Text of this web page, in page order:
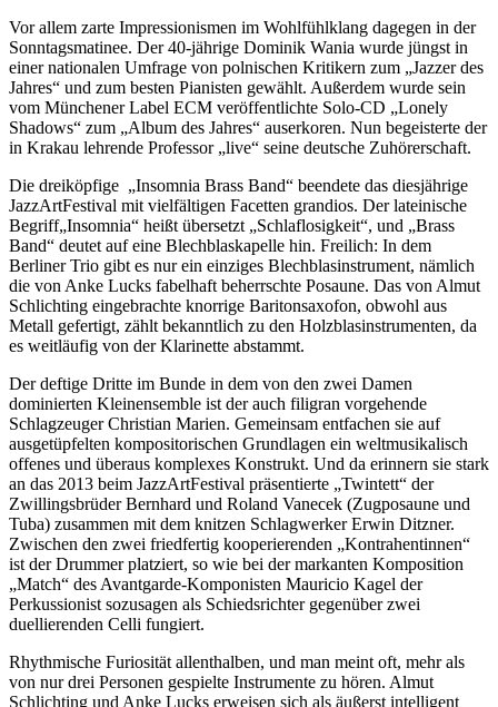
Vor allem zarte Impressionismen im Wohlfühlklang dagegen in der
Sonntagsmatinee. Der 40-jährige Dominik Wania wurde jüngst in
einer nationalen Umfrage von polnischen Kritikern zum „Jazzer des
Jahres“ und zum besten Pianisten gewählt. Außerdem wurde sein
vom Münchener Label ECM veröffentlichte Solo-CD „Lonely
Shadows“ zum „Album des Jahres“ auserkoren. Nun begeisterte der
in Krakau lehrende Professor „live“ seine deutsche Zuhörerschaft.
Die dreiköpfige „Insomnia Brass Band“ beendete das diesjährige
JazzArtFestival mit vielfältigen Facetten grandios. Der lateinische
Begriff„Insomnia“ heißt übersetzt „Schlaflosigkeit“, und „Brass
Band“ deutet auf eine Blechblaskapelle hin. Freilich: In dem
Berliner Trio gibt es nur ein einziges Blechblasinstrument, nämlich
die von Anke Lucks fabelhaft beherrschte Posaune. Das von Almut
Schlichting eingebrachte knorrige Baritonsaxofon, obwohl aus
Metall gefertigt, zählt bekanntlich zu den Holzblasinstrumenten, da
es weitläufig von der Klarinette abstammt.
Der deftige Dritte im Bunde in dem von den zwei Damen
dominierten Kleinensemble ist der auch filigran vorgehende
Schlagzeuger Christian Marien. Gemeinsam entfachen sie auf
ausgetüpfelten kompositorischen Grundlagen ein weltmusikalisch
offenes und überaus komplexes Konstrukt. Und da erinnern sie stark
an das 2013 beim JazzArtFestival präsentierte „Twintett“ der
Zwillingsbrüder Bernhard und Roland Vanecek (Zugposaune und
Tuba) zusammen mit dem knitzen Schlagwerker Erwin Ditzner.
Zwischen den zwei friedfertig kooperierenden „Kontrahentinnen“
ist der Drummer platziert, so wie bei der markanten Komposition
„Match“ des Avantgarde-Komponisten Mauricio Kagel der
Perkussionist sozusagen als Schiedsrichter gegenüber zwei
duellierenden Celli fungiert.
Rhythmische Furiosität allenthalben, und man meint oft, mehr als
von nur drei Personen gespielte Instrumente zu hören. Almut
Schlichting und Anke Lucks erweisen sich als äußerst intelligent